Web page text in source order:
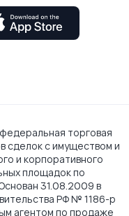
торговая
сделок с имуществом и
и корпоративного
площадок по
31.08.2009 в
РФ № 1186-р
агентом по продаже